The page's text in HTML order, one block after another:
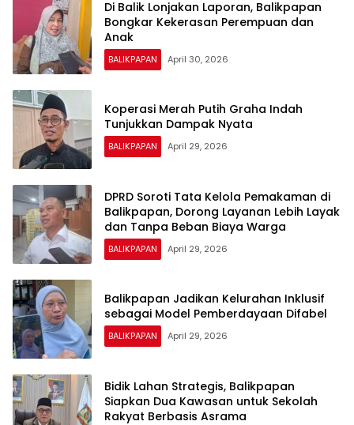
Di Balik Lonjakan Laporan, Balikpapan
Bongkar Kekerasan Perempuan dan
Anak
BALIKPAPAN April 30, 2026
Koperasi Merah Putih Graha Indah
Tunjukkan Dampak Nyata
BALIKPAPAN April 29, 2026
DPRD Soroti Tata Kelola Pemakaman di
Balikpapan, Dorong Layanan Lebih Layak
dan Tanpa Beban Biaya Warga
BALIKPAPAN April 29, 2026
Balikpapan Jadikan Kelurahan Inklusif
sebagai Model Pemberdayaan Difabel
BALIKPAPAN April 29, 2026
Bidik Lahan Strategis, Balikpapan
Siapkan Dua Kawasan untuk Sekolah
Rakyat Berbasis Asrama